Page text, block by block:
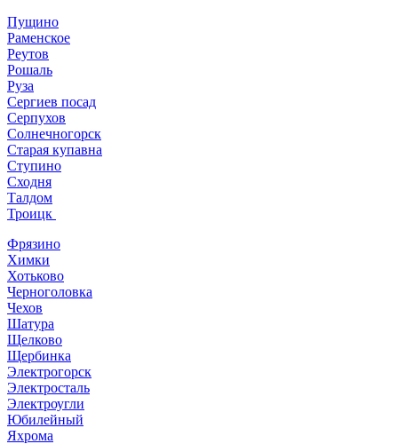
Пущино
Раменское
Реутов
Рошаль
Руза
Сергиев посад
Серпухов
Солнечногорск
Старая купавна
Ступино
Сходня
Талдом
Троицк
Фрязино
Химки
Хотьково
Черноголовка
Чехов
Шатура
Щелково
Щербинка
Электрогорск
Электросталь
Электроугли
Юбилейный
Яхрома